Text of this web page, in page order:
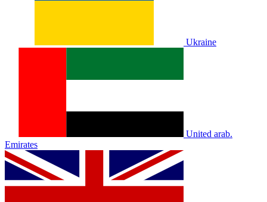
Ukraine
United arab.
Emirates